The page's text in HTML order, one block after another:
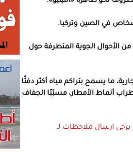
في الصين وتركيا.
الأحوال الجوية المتطرفة حول
ما يسمح بتراكم مياه أكثر دفئًا
أنماط الأمطار، مسبّبًا الجفاف
المضامين بموجب بند 27 أ لقانون الحقوق الأدبية لسنة 2007. يرجى ارسال ملاحظات لـ